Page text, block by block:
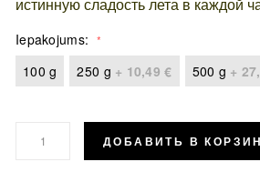
Iepakojums
100 g
250 g + 10,49 € 500 g +
ДОБАВИТЬ В